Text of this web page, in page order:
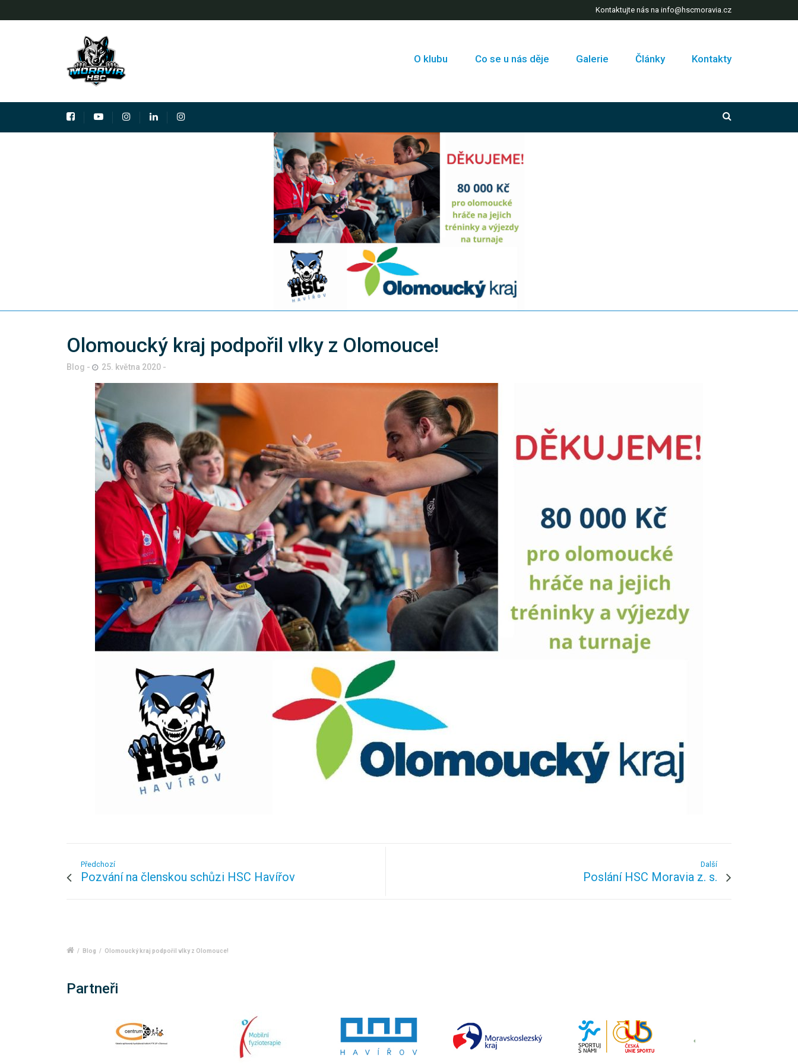
Kontaktujte nás na info@hscmoravia.cz
O klubu Co se u nás děje Galerie Články Kontakty
Olomoucký kraj podpořil vlky z Olomouce!
Blog 25. května 2020
Předchozí
Pozvání na členskou schůzi HSC Havířov
Další
Poslání HSC Moravia z. s.
/ Blog / Olomoucký kraj podpořil vlky z Olomouce!
Partneři